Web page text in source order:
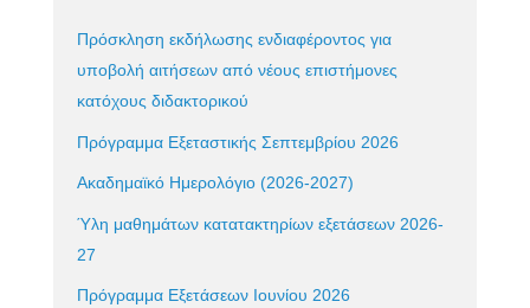
Πρόσκληση εκδήλωσης ενδιαφέροντος για
υποβολή αιτήσεων από νέους επιστήμονες
κατόχους διδακτορικού
Πρόγραμμα Εξεταστικής Σεπτεμβρίου 2026
Ακαδημαϊκό Ημερολόγιο (2026-2027)
Ύλη μαθημάτων κατατακτηρίων εξετάσεων 2026-
27
Πρόγραμμα Εξετάσεων Ιουνίου 2026